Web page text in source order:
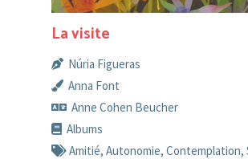
La visite
Núria Figueras
Anna Font
Anne Cohen Beucher
Albums
Amitié, Autonomie, Contemplation,